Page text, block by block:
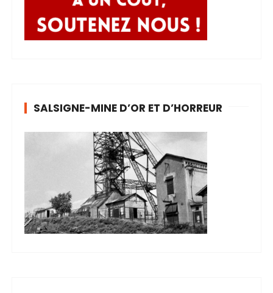
SALSIGNE-MINE D’OR ET D’HORREUR